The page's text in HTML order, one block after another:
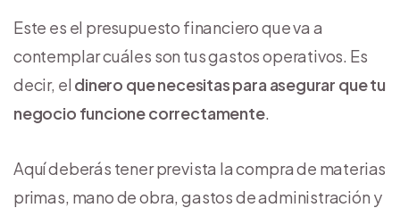
Este es el presupuesto financiero que va a
contemplar cuáles son tus gastos operativos. Es
decir, el dinero que necesitas para asegurar que tu
negocio funcione correctamente.
Aquí deberás tener prevista la compra de materias
primas, mano de obra, gastos de administración y